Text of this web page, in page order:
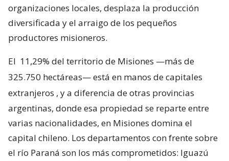
organizaciones locales, desplaza la producción
diversificada y el arraigo de los pequeños
productores misioneros.
El 11,29% del territorio de Misiones —más de
325.750 hectáreas— está en manos de capitales
extranjeros , y a diferencia de otras provincias
argentinas, donde esa propiedad se reparte entre
varias nacionalidades, en Misiones domina el
capital chileno. Los departamentos con frente sobre
el río Paraná son los más comprometidos: Iguazú